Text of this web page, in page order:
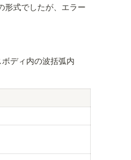
形式でしたが、エラー
ディ内の波括弧内